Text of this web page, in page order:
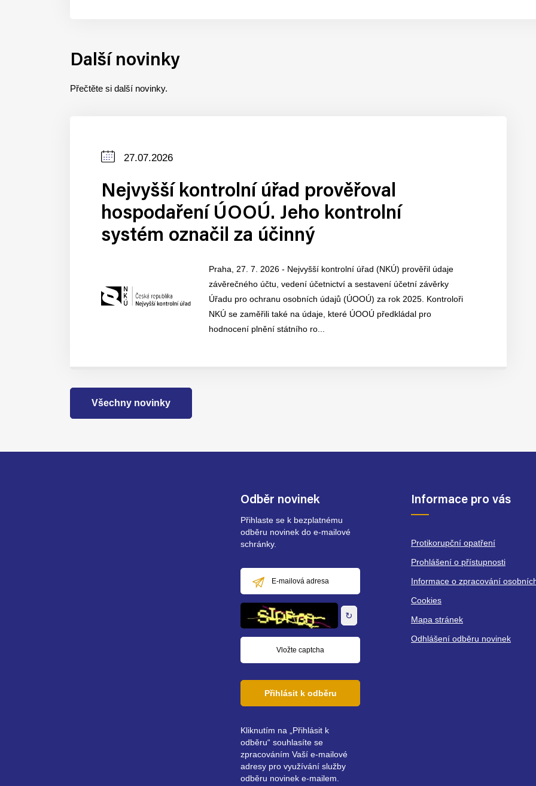
Další novinky
Přečtěte si další novinky.
Datum
27.07.2026
Nejvyšší kontrolní úřad prověřoval
hospodaření ÚOOÚ. Jeho kontrolní
systém označil za účinný
Praha, 27. 7. 2026 - Nejvyšší kontrolní úřad (NKÚ) prověřil údaje
závěrečného účtu, vedení účetnictví a sestavení účetní závěrky
Úřadu pro ochranu osobních údajů (ÚOOÚ) za rok 2025. Kontroloři
NKÚ se zaměřili také na údaje, které ÚOOÚ předkládal pro
hodnocení plnění státního ro...
Všechny novinky
Odběr novinek
Přihlaste se k bezplatnému
odběru novinek do e-mailové
schránky.
mailová
adresa
↻
Přihlásit k odběru
Kliknutím na „Přihlásit k
odběru“ souhlasíte se
zpracováním Vaší e-mailové
adresy pro využívání služby
odběru novinek e-mailem.
Informace pro vás
Protikorupční opatření
Prohlášení o přístupnosti
Informace o zpracování
Cookies
Mapa stránek
Odhlášení odběru novinek